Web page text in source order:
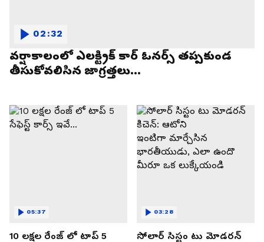
వర్షాకాలంలో ఎలక్ట్రిక్ కార్ ఓనర్స్ తప్పకుండ
తీసుకోవలిసిన జాగ్రత్తలు...
02:32
10 లక్షల రేంజ్ లో టాప్ 5
05:37
సోలార్ సిస్టం టు మోడరన్
03:28